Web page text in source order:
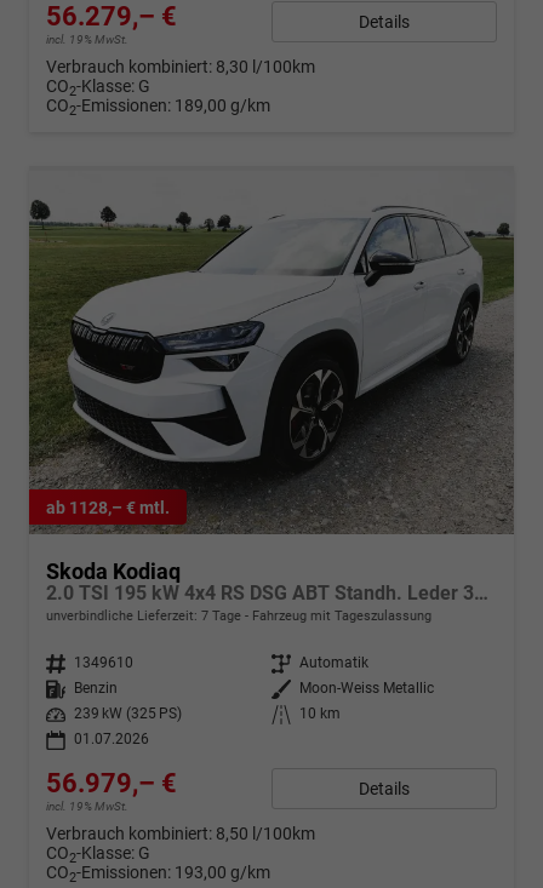
56.279,– €
incl. 19% MwSt.
Details
Verbrauch kombiniert: 8,30 l/100km
CO2-Klasse: G
CO2-Emissionen: 189,00 g/km
ab 1128,– € mtl.
Skoda Kodiaq
2.0 TSI 195 kW 4x4 RS DSG ABT Standh. Leder 360 AHK 7 Sitzer Pano Head GV5
unverbindliche Lieferzeit: 7 Tage Fahrzeug mit Tageszulassung
Fahrzeugnr. 1349610 Getriebe Automatik
Kraftstoff
Benzin Außenfarbe
Moon-Weiss Metallic
Leistung
239 kW (325 PS) Kilometerstand
10 km
01.07.2026
56.979,– €
incl. 19% MwSt.
Details
Verbrauch kombiniert: 8,50 l/100km
CO2-Klasse: G
CO2-Emissionen: 193,00 g/km